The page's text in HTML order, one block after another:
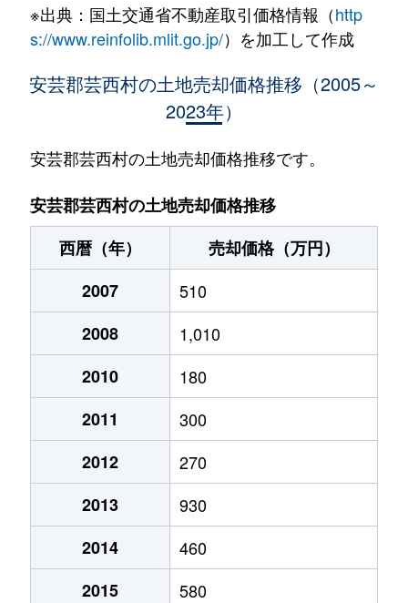
※出典：国土交通省不動産取引価格情報（http
s://www.reinfolib.mlit.go.jp/）を加工して作成
安芸郡芸西村の土地売却価格推移（2005～
2023年）
安芸郡芸西村の土地売却価格推移です。
安芸郡芸西村の土地売却価格推移
西暦（年）
売却価格（万円）
2007
510
2008
1,010
2010
180
2011
300
2012
270
2013
930
2014
460
2015
580